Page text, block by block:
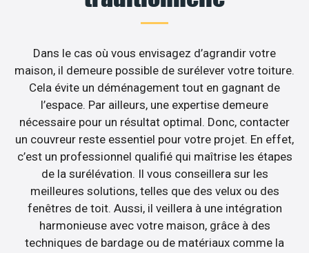
Dans le cas où vous envisagez d’agrandir votre
maison, il demeure possible de surélever votre toiture.
Cela évite un déménagement tout en gagnant de
l’espace. Par ailleurs, une expertise demeure
nécessaire pour un résultat optimal. Donc, contacter
un couvreur reste essentiel pour votre projet. En effet,
c’est un professionnel qualifié qui maîtrise les étapes
de la surélévation. Il vous conseillera sur les
meilleures solutions, telles que des velux ou des
fenêtres de toit. Aussi, il veillera à une intégration
harmonieuse avec votre maison, grâce à des
techniques de bardage ou de matériaux comme la